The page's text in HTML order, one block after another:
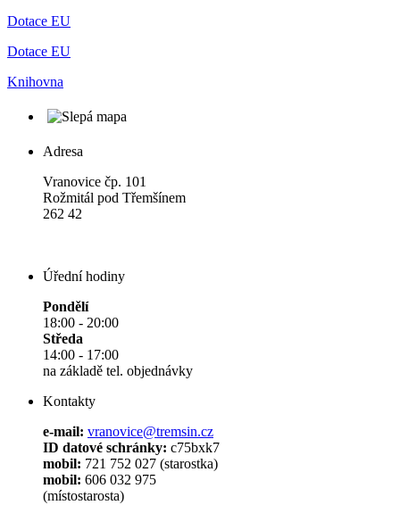
Dotace EU
Dotace EU
Knihovna
Adresa
Vranovice čp. 101
Rožmitál pod Třemšínem
262 42
Úřední hodiny
Pondělí
18:00 - 20:00
Středa
14:00 - 17:00
na základě tel. objednávky
Kontakty
e-mail: vranovice@tremsin.cz
ID datové schránky: c75bxk7
mobil: 721 752 027 (starostka)
mobil: 606 032 975
(místostarosta)